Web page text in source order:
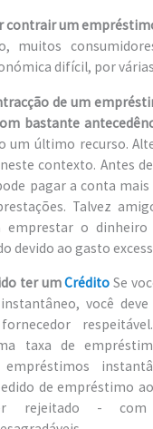
contrair um
muitos
difícil, por
de um
bastante
um último recurso.
contexto. Antes
pagar a conta
Talvez
emprestar o dinheiro
devido ao gasto
ter umCrédito Se
você
taxa de
de empréstimo
rejeitado - com